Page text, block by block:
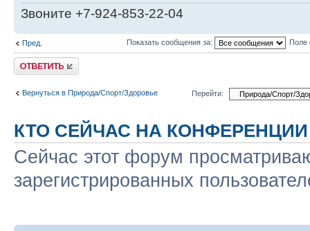
Звоните +7-924-853-22-04
Пред. Показать сообщения за: Поле
Ответить
Вернуться в Природа/Спорт/Здоровье Перейти:
КТО СЕЙЧАС НА КОНФЕРЕНЦИИ
Сейчас этот форум
зарегистрированных